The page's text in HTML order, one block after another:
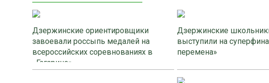
Дзержинские ориентировщики
завоевали россыпь медалей на
всероссийских соревнованиях в
«Гагарино»
Дзержинские
выступили на
перемена»